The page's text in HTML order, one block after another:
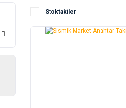
Stoktakiler